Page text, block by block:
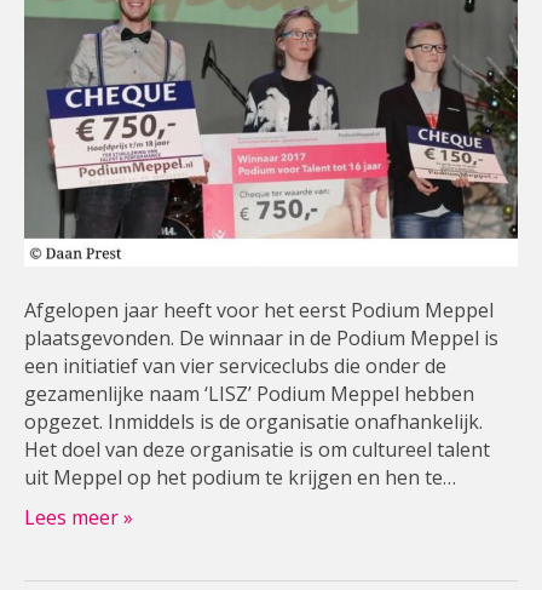
Afgelopen jaar heeft voor het eerst Podium Meppel
plaatsgevonden. De winnaar in de Podium Meppel is
een initiatief van vier serviceclubs die onder de
gezamenlijke naam ‘LISZ’ Podium Meppel hebben
opgezet. Inmiddels is de organisatie onafhankelijk.
Het doel van deze organisatie is om cultureel talent
uit Meppel op het podium te krijgen en hen te…
Lees meer »